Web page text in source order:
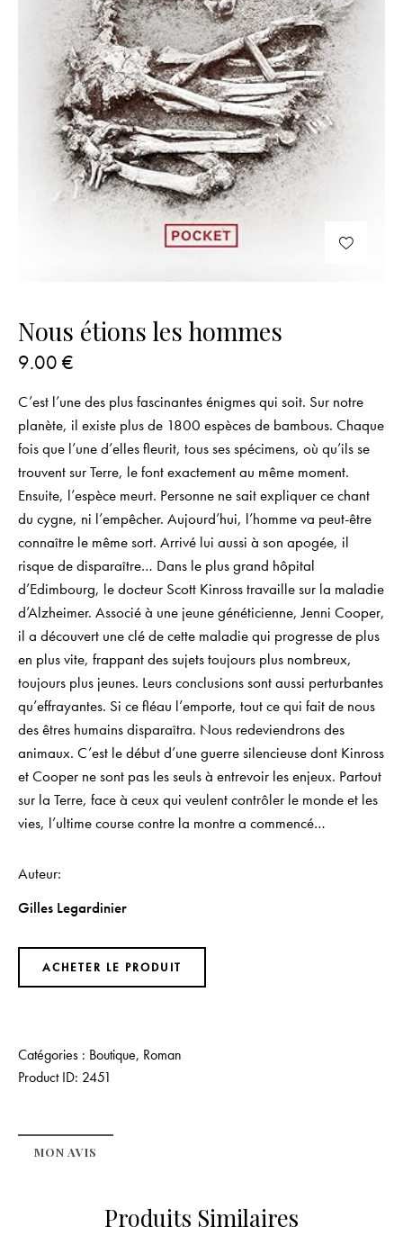
Nous étions les hommes
9.00 €
C’est l’une des plus fascinantes énigmes qui soit. Sur notre
planète, il existe plus de 1800 espèces de bambous. Chaque
fois que l’une d’elles fleurit, tous ses spécimens, où qu’ils se
trouvent sur Terre, le font exactement au même moment.
Ensuite, l’espèce meurt. Personne ne sait expliquer ce chant
du cygne, ni l’empêcher. Aujourd’hui, l’homme va peut-être
connaître le même sort. Arrivé lui aussi à son apogée, il
risque de disparaître… Dans le plus grand hôpital
d’Edimbourg, le docteur Scott Kinross travaille sur la maladie
d’Alzheimer. Associé à une jeune généticienne, Jenni Cooper,
il a découvert une clé de cette maladie qui progresse de plus
en plus vite, frappant des sujets toujours plus nombreux,
toujours plus jeunes. Leurs conclusions sont aussi perturbantes
qu’effrayantes. Si ce fléau l’emporte, tout ce qui fait de nous
des êtres humains disparaîtra. Nous redeviendrons des
animaux. C’est le début d’une guerre silencieuse dont Kinross
et Cooper ne sont pas les seuls à entrevoir les enjeux. Partout
sur la Terre, face à ceux qui veulent contrôler le monde et les
vies, l’ultime course contre la montre a commencé…
Auteur
Gilles Legardinier
ACHETER LE PRODUIT
Catégories : Boutique, Roman
Product ID: 2451
MON AVIS
Produits Similaires